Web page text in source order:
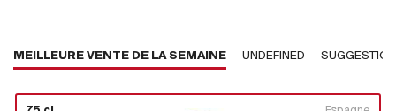
MEILLEURE VENTE DE LA SEMAINE UNDEFINED